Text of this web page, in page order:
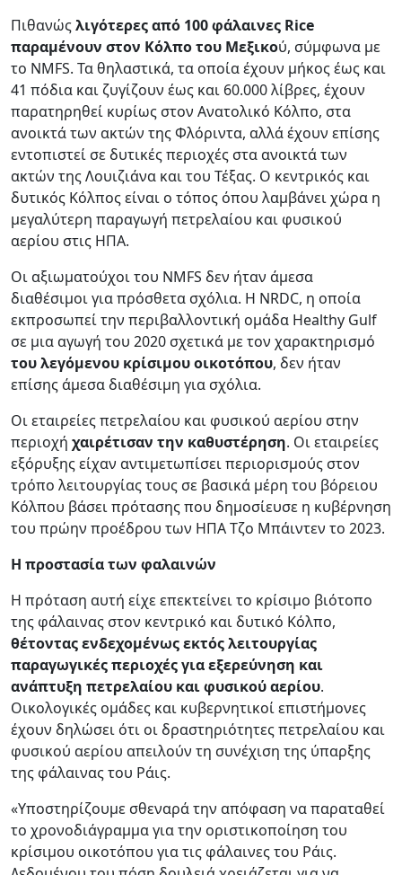
Πιθανώςλιγότερες από 100 φάλαινες Rice
παραμένουν στον Κόλπο του Μεξικού, σύμφωνα με
το NMFS. Τα θηλαστικά, τα οποία έχουν μήκος έως και
41 πόδια και ζυγίζουν έως και 60.000 λίβρες, έχουν
παρατηρηθεί κυρίως στον Ανατολικό Κόλπο, στα
ανοικτά των ακτών της Φλόριντα, αλλά έχουν επίσης
εντοπιστεί σε δυτικές περιοχές στα ανοικτά των
ακτών της Λουιζιάνα και του Τέξας. Ο κεντρικός και
δυτικός Κόλπος είναι ο τόπος όπου λαμβάνει χώρα η
μεγαλύτερη παραγωγή πετρελαίου και φυσικού
αερίου στις ΗΠΑ.
Οι αξιωματούχοι του NMFS δεν ήταν άμεσα
διαθέσιμοι για πρόσθετα σχόλια. Η NRDC, η οποία
εκπροσωπεί την περιβαλλοντική ομάδα Healthy Gulf
σε μια αγωγή του 2020 σχετικά με τον χαρακτηρισμό
του λεγόμενου κρίσιμου οικοτόπου, δεν ήταν
επίσης άμεσα διαθέσιμη για σχόλια.
Οι εταιρείες πετρελαίου και φυσικού αερίου στην
περιοχή χαιρέτισαν την καθυστέρηση. Οι εταιρείες
εξόρυξης είχαν αντιμετωπίσει περιορισμούς στον
τρόπο λειτουργίας τους σε βασικά μέρη του βόρειου
Κόλπου βάσει πρότασης που δημοσίευσε η κυβέρνηση
του πρώην προέδρου των ΗΠΑ Τζο Μπάιντεν το 2023.
Η προστασία των φαλαινών
Η πρόταση αυτή είχε επεκτείνει το κρίσιμο βιότοπο
της φάλαινας στον κεντρικό και δυτικό Κόλπο,
θέτοντας ενδεχομένως εκτός λειτουργίας
παραγωγικές περιοχές για εξερεύνηση και
ανάπτυξη πετρελαίου και φυσικού αερίου.
Οικολογικές ομάδες και κυβερνητικοί επιστήμονες
έχουν δηλώσει ότι οι δραστηριότητες πετρελαίου και
φυσικού αερίου απειλούν τη συνέχιση της ύπαρξης
της φάλαινας του Ράις.
«Υποστηρίζουμε σθεναρά την απόφαση να παραταθεί
το χρονοδιάγραμμα για την οριστικοποίηση του
κρίσιμου οικοτόπου για τις φάλαινες του Ράις.